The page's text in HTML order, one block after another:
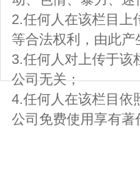
2.任何人在该栏目上
等合法权利，由此
3.任何人对上传于该
公司无关；
4.任何人在该栏目依
公司免费使用享有